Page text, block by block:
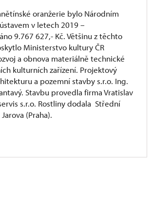
oranžerie bylo Národním
v letech 2019 –
9.767 627,- Kč. Většinu z těchto
Ministerstvo kultury ČR
a obnova materiálně technické
kulturních zařízení. Projektový
a pozemní stavby s.r.o. Ing.
Stavbu provedla firma Vratislav
s.r.o. Rostliny dodala Střední
(Praha).